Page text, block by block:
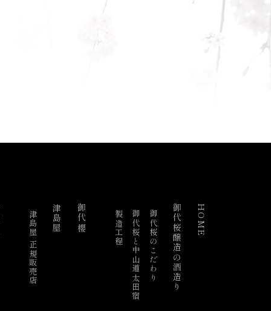
HOME
御代桜醸造の酒造り
御代桜のこだわり
御代桜と中山道太田宿
製造工程
御代櫻
津島屋
津島屋 正規販売店